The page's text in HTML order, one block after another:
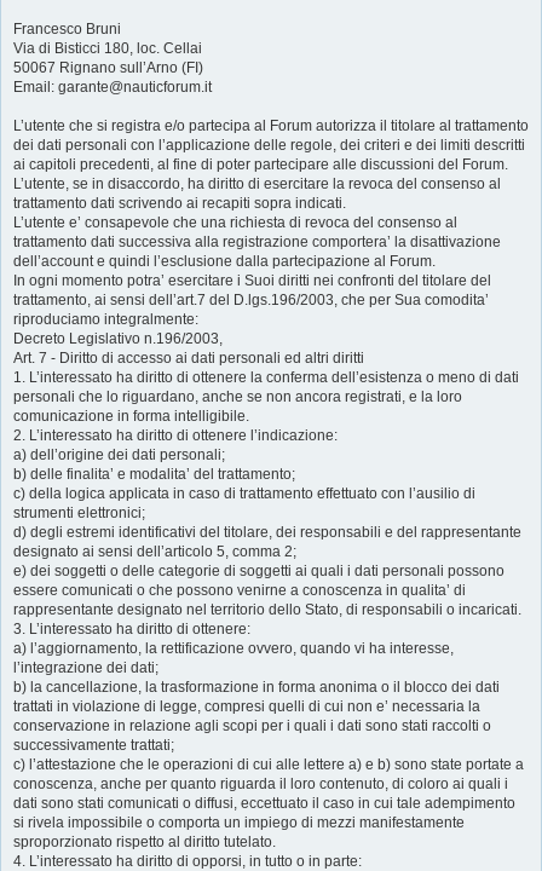
Francesco Bruni
Via di Bisticci 180, loc. Cellai
50067 Rignano sull’Arno (FI)
Email: garante@nauticforum.it
L’utente che si registra e/o partecipa al Forum autorizza il titolare al trattamento
dei dati personali con l’applicazione delle regole, dei criteri e dei limiti descritti
ai capitoli precedenti, al fine di poter partecipare alle discussioni del Forum.
L’utente, se in disaccordo, ha diritto di esercitare la revoca del consenso al
trattamento dati scrivendo ai recapiti sopra indicati.
L’utente e’ consapevole che una richiesta di revoca del consenso al
trattamento dati successiva alla registrazione comportera’ la disattivazione
dell’account e quindi l’esclusione dalla partecipazione al Forum.
In ogni momento potra’ esercitare i Suoi diritti nei confronti del titolare del
trattamento, ai sensi dell’art.7 del D.lgs.196/2003, che per Sua comodita’
riproduciamo integralmente:
Decreto Legislativo n.196/2003,
Art. 7 - Diritto di accesso ai dati personali ed altri diritti
1. L’interessato ha diritto di ottenere la conferma dell’esistenza o meno di dati
personali che lo riguardano, anche se non ancora registrati, e la loro
comunicazione in forma intelligibile.
2. L’interessato ha diritto di ottenere l’indicazione:
a) dell’origine dei dati personali;
b) delle finalita’ e modalita’ del trattamento;
c) della logica applicata in caso di trattamento effettuato con l’ausilio di
strumenti elettronici;
d) degli estremi identificativi del titolare, dei responsabili e del rappresentante
designato ai sensi dell’articolo 5, comma 2;
e) dei soggetti o delle categorie di soggetti ai quali i dati personali possono
essere comunicati o che possono venirne a conoscenza in qualita’ di
rappresentante designato nel territorio dello Stato, di responsabili o incaricati.
3. L’interessato ha diritto di ottenere:
a) l’aggiornamento, la rettificazione ovvero, quando vi ha interesse,
l’integrazione dei dati;
b) la cancellazione, la trasformazione in forma anonima o il blocco dei dati
trattati in violazione di legge, compresi quelli di cui non e’ necessaria la
conservazione in relazione agli scopi per i quali i dati sono stati raccolti o
successivamente trattati;
c) l’attestazione che le operazioni di cui alle lettere a) e b) sono state portate a
conoscenza, anche per quanto riguarda il loro contenuto, di coloro ai quali i
dati sono stati comunicati o diffusi, eccettuato il caso in cui tale adempimento
si rivela impossibile o comporta un impiego di mezzi manifestamente
sproporzionato rispetto al diritto tutelato.
4. L’interessato ha diritto di opporsi, in tutto o in parte: